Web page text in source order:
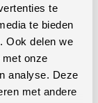
te
te bieden
Ook delen we
onze
analyse. Deze
met andere